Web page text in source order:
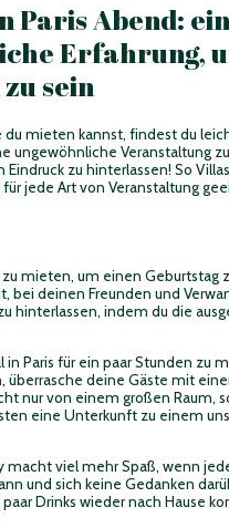
Paris Abend:
Erfahrung,
sein
du mieten kannst, findest du
ungewöhnliche Veranstaltung
zu hinterlassen! So
jede Art von Veranstaltung
zu mieten, um einen Geburtstag
bei deinen Freunden und
hinterlassen, indem du die
in Paris für ein paar Stunden zu
überrasche deine Gäste mit
nur von einem großen Raum,
eine Unterkunft zu einem
macht viel mehr Spaß, wenn
und sich keine Gedanken
Drinks wieder nach Hause